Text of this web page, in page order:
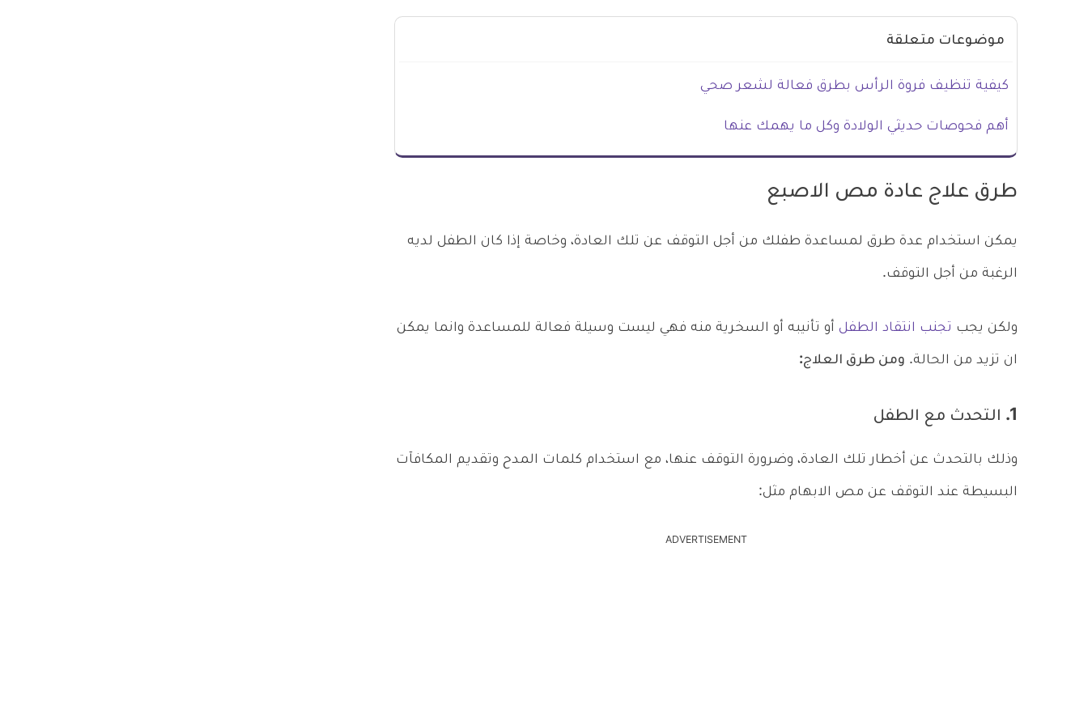
موضوعات متعلقة
كيفية تنظيف فروة الرأس بطرق فعالة لشعر صحي
أهم فحوصات حديثي الولادة وكل ما يهمك عنها
طرق علاج عادة مص الاصبع
يمكن استخدام عدة طرق لمساعدة طفلك من أجل التوقف عن تلك العادة، وخاصة إذا كان الطفل لديه
الرغبة من أجل التوقف.
ولكن يجب تجنب انتقاد الطفل أو تأنيبه أو السخرية منه فهي ليست وسيلة فعالة للمساعدة وانما يمكن
ان تزيد من الحالة. ومن طرق العلاج:
1. التحدث مع الطفل
وذلك بالتحدث عن أخطار تلك العادة، وضرورة التوقف عنها، مع استخدام كلمات المدح وتقديم المكافآت
البسيطة عند التوقف عن مص الابهام مثل:
ADVERTISEMENT